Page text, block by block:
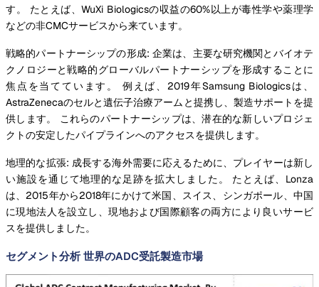
す。 たとえば、WuXi Biologicsの収益の60%以上が毒性学や薬理学
などの非CMCサービスから来ています。
戦略的パートナーシップの形成: 企業は、主要な研究機関とバイオテ
クノロジーと戦略的グローバルパートナーシップを形成することに
焦点を当てています。 例えば、2019年Samsung Biologicsは、
AstraZenecaのセルと遺伝子治療アームと提携し、製造サポートを提
供します。 これらのパートナーシップは、潜在的な新しいプロジェ
クトの安定したパイプラインへのアクセスを提供します。
地理的な拡張: 成長する海外需要に応えるために、プレイヤーは新し
い施設を通じて地理的な足跡を拡大しました。 たとえば、Lonza
は、2015年から2018年にかけて米国、スイス、シンガポール、中国
に現地法人を設立し、現地および国際顧客の両方により良いサービ
スを提供しました。
セグメント分析 世界のADC受託製造市場